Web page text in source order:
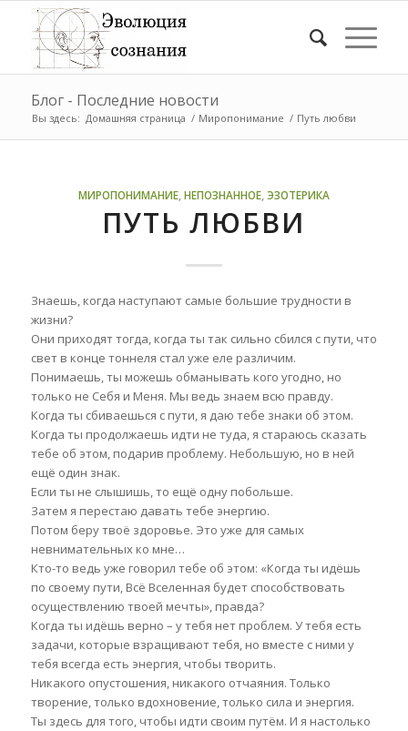
Блог - Последние новости
Вы здесь: Домашняя страница / Миропонимание / Путь любви
МИРОПОНИМАНИЕ, НЕПОЗНАННОЕ, ЭЗОТЕРИКА
ПУТЬ ЛЮБВИ
Знаешь, когда наступают самые большие трудности в
жизни?
Они приходят тогда, когда ты так сильно сбился с пути, что
свет в конце тоннеля стал уже еле различим.
Понимаешь, ты можешь обманывать кого угодно, но
только не Себя и Меня. Мы ведь знаем всю правду.
Когда ты сбиваешься с пути, я даю тебе знаки об этом.
Когда ты продолжаешь идти не туда, я стараюсь сказать
тебе об этом, подарив проблему. Небольшую, но в ней
ещё один знак.
Если ты не слышишь, то ещё одну побольше.
Затем я перестаю давать тебе энергию.
Потом беру твоё здоровье. Это уже для самых
невнимательных ко мне…
Кто-то ведь уже говорил тебе об этом: «Когда ты идёшь
по своему пути, Всё Вселенная будет способствовать
осуществлению твоей мечты», правда?
Когда ты идёшь верно – у тебя нет проблем. У тебя есть
задачи, которые взращивают тебя, но вместе с ними у
тебя всегда есть энергия, чтобы творить.
Никакого опустошения, никакого отчаяния. Только
творение, только вдохновение, только сила и энергия.
Ты здесь для того, чтобы идти своим путём. И я настолько